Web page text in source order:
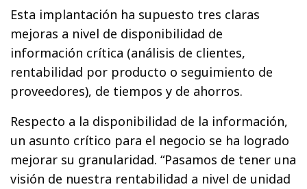
Esta implantación ha supuesto tres claras
mejoras a nivel de disponibilidad de
información crítica (análisis de clientes,
rentabilidad por producto o seguimiento de
proveedores), de tiempos y de ahorros.
Respecto a la disponibilidad de la información,
un asunto crítico para el negocio se ha logrado
mejorar su granularidad. “Pasamos de tener una
visión de nuestra rentabilidad a nivel de unidad